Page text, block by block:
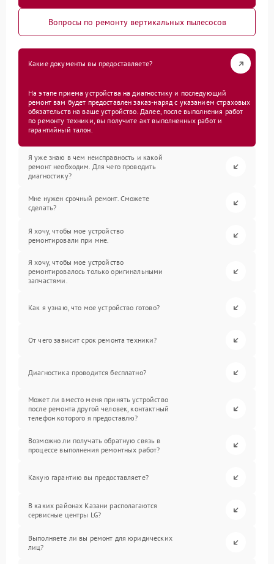
Вопросы по ремонту вертикальных пылесосов
Какие документы вы предоставляете?
На этапе приема устройства на диагностику и последующий
ремонт вам будет предоставлен заказ-наряд с указанием страховых
обязательств на ваше устройство. Далее, после выполнения работ
по ремонту техники, вы получите акт выполненных работ и
гарантийный талон.
Я уже знаю в чем неисправность и какой
ремонт необходим. Для чего проводить
диагностику?
Мне нужен срочный ремонт. Сможете
сделать?
Я хочу, чтобы мое устройство
ремонтировали при мне.
Я хочу, чтобы мое устройство
ремонтировалось только оригинальными
запчастями.
Как я узнаю, что мое устройство готово?
От чего зависит срок ремонта техники?
Диагностика проводится бесплатно?
Может ли вместо меня принять устройство
после ремонта другой человек, контактный
телефон которого я предоставлю?
Возможно ли получать обратную связь в
процессе выполнения ремонтных работ?
Какую гарантию вы предоставляете?
В каких районах Казани располагаются
сервисные центры LG?
Выполняете ли вы ремонт для юридических
лиц?